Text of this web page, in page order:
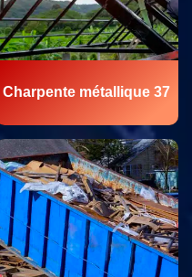
Charpente métallique 37